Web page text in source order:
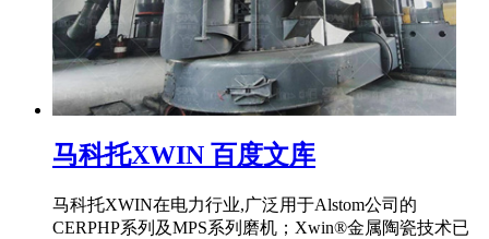
马科托XWIN 百度文库
马科托XWIN在电力行业,广泛用于Alstom公司的
CERPHP系列及MPS系列磨机；Xwin®金属陶瓷技术已